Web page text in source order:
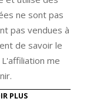
ne sont pas
pas vendues à
de savoir le
me
PLUS